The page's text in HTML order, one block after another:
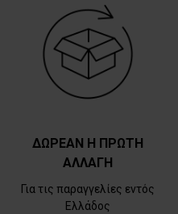
ΔΩΡΕΑΝ Η ΠΡΩΤΗ
ΑΛΛΑΓΗ
Για τις παραγγελίες εντός
Ελλάδος